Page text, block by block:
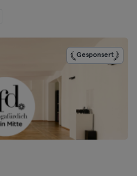
Gesponsert